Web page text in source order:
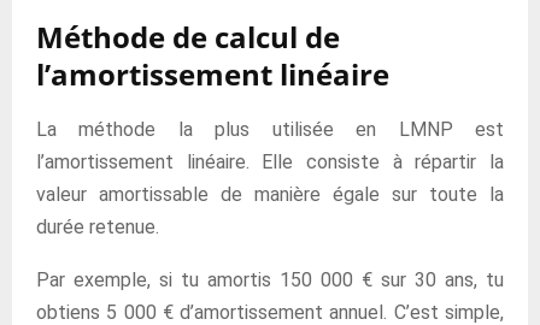
Méthode de calcul de
l’amortissement linéaire
La méthode la plus utilisée en LMNP est
l’amortissement linéaire. Elle consiste à répartir la
valeur amortissable de manière égale sur toute la
durée retenue.
Par exemple, si tu amortis 150 000 € sur 30 ans, tu
obtiens 5 000 € d’amortissement annuel. C’est simple,